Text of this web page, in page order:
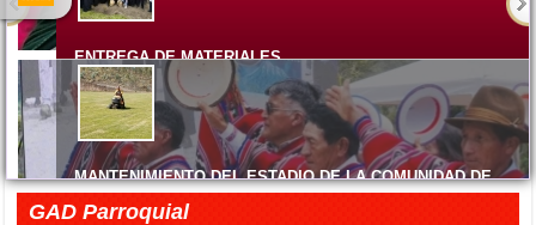
ENTREGA DE MATERIALES
El Gobierno Autónomo Descentralizado Parroquial Rural de
ENTREGA DE MATERIALES
Viernes, 05 Junio 2026 14:58
MANTENIMIENTO DEL ESTADIO DE LA COMUNIDAD DE
MACHANGARA
Viernes, 05 Junio 2026 14:45
GAD Parroquial